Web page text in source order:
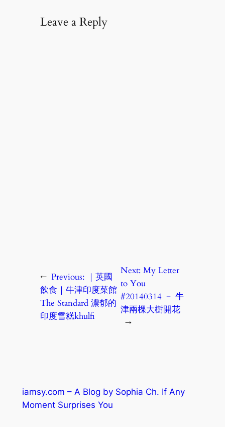
Leave a Reply
← Previous: ｜英國
飲食｜牛津印度菜館
The Standard 濃郁的
印度雪糕khulfi
Next:My Letter
to You
#20140314 － 牛
津兩棵大樹開花
→
iamsy.com – A Blog by Sophia Ch. If Any
Moment Surprises You